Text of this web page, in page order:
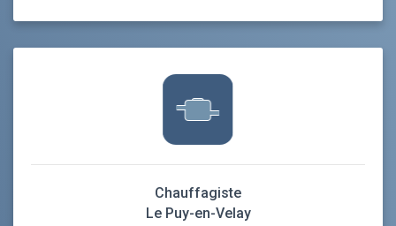
Chauffagiste
Le Puy-en-Velay